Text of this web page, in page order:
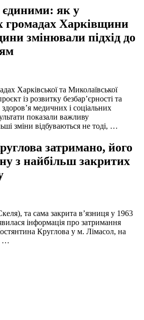
як у
громадах Харківщини
змінювали підхід до
Харківської та Миколаївської
із розвитку безбар’єрності та
медичних і соціальних
показали важливу
зміни відбуваються не тоді, …
затримано, його
з найбільш закритих
та сама закрита в’язниця у 1963
інформація про затримання
Круглова у м. Лімасол, на
…